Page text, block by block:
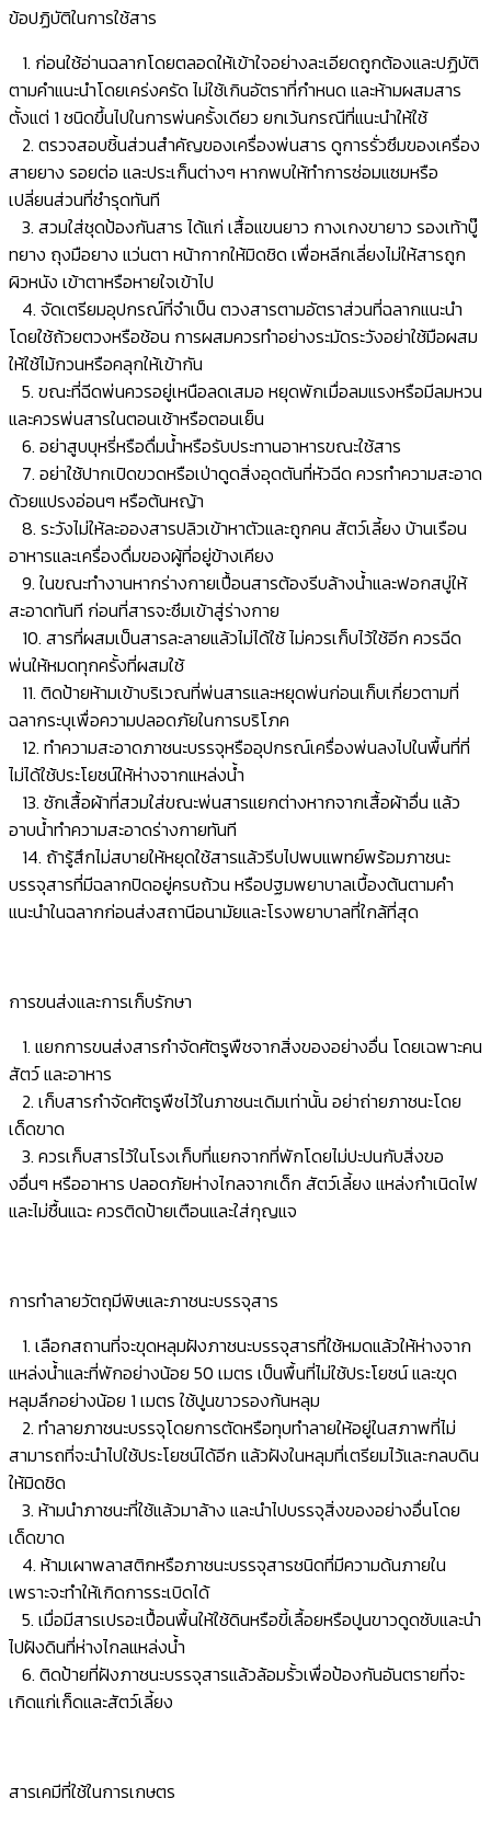
ข้อปฏิบัติในการใช้สาร
1. ก่อนใช้อ่านฉลากโดยตลอดให้เข้าใจอย่างละเอียดถูกต้องและปฏิบัติ
ตามคำแนะนำโดยเคร่งครัด ไม่ใช้เกินอัตราที่กำหนด และห้ามผสมสาร
ตั้งแต่ 1 ชนิดขึ้นไปในการพ่นครั้งเดียว ยกเว้นกรณีที่แนะนำให้ใช้
2. ตรวจสอบชิ้นส่วนสำคัญของเครื่องพ่นสาร ดูการรั่วซึมของเครื่อง
สายยาง รอยต่อ และประเก็นต่างๆ หากพบให้ทำการซ่อมแซมหรือ
เปลี่ยนส่วนที่ชำรุดทันที
3. สวมใส่ชุดป้องกันสาร ได้แก่ เสื้อแขนยาว กางเกงขายาว รองเท้าบู๊
ทยาง ถุงมือยาง แว่นตา หน้ากากให้มิดชิด เพื่อหลีกเลี่ยงไม่ให้สารถูก
ผิวหนัง เข้าตาหรือหายใจเข้าไป
4. จัดเตรียมอุปกรณ์ที่จำเป็น ตวงสารตามอัตราส่วนที่ฉลากแนะนำ
โดยใช้ถ้วยตวงหรือช้อน การผสมควรทำอย่างระมัดระวังอย่าใช้มือผสม
ให้ใช้ไม้กวนหรือคลุกให้เข้ากัน
5. ขณะที่ฉีดพ่นควรอยู่เหนือลดเสมอ หยุดพักเมื่อลมแรงหรือมีลมหวน
และควรพ่นสารในตอนเช้าหรือตอนเย็น
6. อย่าสูบบุหรี่หรือดื่มน้ำหรือรับประทานอาหารขณะใช้สาร
7. อย่าใช้ปากเปิดขวดหรือเป่าดูดสิ่งอุดตันที่หัวฉีด ควรทำความสะอาด
ด้วยแปรงอ่อนๆ หรือต้นหญ้า
8. ระวังไม่ให้ละอองสารปลิวเข้าหาตัวและถูกคน สัตว์เลี้ยง บ้านเรือน
อาหารและเครื่องดื่มของผู้ที่อยู่ข้างเคียง
9. ในขณะทำงานหากร่างกายเปื้อนสารต้องรีบล้างน้ำและฟอกสบู่ให้
สะอาดทันที ก่อนที่สารจะซึมเข้าสู่ร่างกาย
10. สารที่ผสมเป็นสารละลายแล้วไม่ได้ใช้ ไม่ควรเก็บไว้ใช้อีก ควรฉีด
พ่นให้หมดทุกครั้งที่ผสมใช้
11. ติดป้ายห้ามเข้าบริเวณที่พ่นสารและหยุดพ่นก่อนเก็บเกี่ยวตามที่
ฉลากระบุเพื่อความปลอดภัยในการบริโภค
12. ทำความสะอาดภาชนะบรรจุหรืออุปกรณ์เครื่องพ่นลงไปในพื้นที่ที่
ไม่ได้ใช้ประโยชน์ให้ห่างจากแหล่งน้ำ
13. ซักเสื้อผ้าที่สวมใส่ขณะพ่นสารแยกต่างหากจากเสื้อผ้าอื่น แล้ว
อาบน้ำทำความสะอาดร่างกายทันที
14. ถ้ารู้สึกไม่สบายให้หยุดใช้สารแล้วรีบไปพบแพทย์พร้อมภาชนะ
บรรจุสารที่มีฉลากปิดอยู่ครบถ้วน หรือปฐมพยาบาลเบื้องต้นตามคำ
แนะนำในฉลากก่อนส่งสถานีอนามัยและโรงพยาบาลที่ใกล้ที่สุด
การขนส่งและการเก็บรักษา
1. แยกการขนส่งสารกำจัดศัตรูพืชจากสิ่งของอย่างอื่น โดยเฉพาะคน
สัตว์ และอาหาร
2. เก็บสารกำจัดศัตรูพืชไว้ในภาชนะเดิมเท่านั้น อย่าถ่ายภาชนะโดย
เด็ดขาด
3. ควรเก็บสารไว้ในโรงเก็บที่แยกจากที่พักโดยไม่ปะปนกับสิ่งขอ
งอื่นๆ หรืออาหาร ปลอดภัยห่างไกลจากเด็ก สัตว์เลี้ยง แหล่งกำเนิดไฟ
และไม่ชื้นแฉะ ควรติดป้ายเตือนและใส่กุญแจ
การทำลายวัตถุมีพิษและภาชนะบรรจุสาร
1. เลือกสถานที่จะขุดหลุมฝังภาชนะบรรจุสารที่ใช้หมดแล้วให้ห่างจาก
แหล่งน้ำและที่พักอย่างน้อย 50 เมตร เป็นพื้นที่ไม่ใช้ประโยชน์ และขุด
หลุมลึกอย่างน้อย 1 เมตร ใช้ปูนขาวรองก้นหลุม
2. ทำลายภาชนะบรรจุโดยการตัดหรือทุบทำลายให้อยู่ในสภาพที่ไม่
สามารถที่จะนำไปใช้ประโยชน์ได้อีก แล้วฝังในหลุมที่เตรียมไว้และกลบดิน
ให้มิดชิด
3. ห้ามนำภาชนะที่ใช้แล้วมาล้าง และนำไปบรรจุสิ่งของอย่างอื่นโดย
เด็ดขาด
4. ห้ามเผาพลาสติกหรือภาชนะบรรจุสารชนิดที่มีความด้นภายใน
เพราะจะทำให้เกิดการระเบิดได้
5. เมื่อมีสารเปรอะเปื้อนพื้นให้ใช้ดินหรือขี้เลื้อยหรือปูนขาวดูดซับและนำ
ไปฝังดินที่ห่างไกลแหล่งน้ำ
6. ติดป้ายที่ฝังภาชนะบรรจุสารแล้วล้อมรั้วเพื่อป้องกันอันตรายที่จะ
เกิดแก่เก็ดและสัตว์เลี้ยง
สารเคมีที่ใช้ในการเกษตร